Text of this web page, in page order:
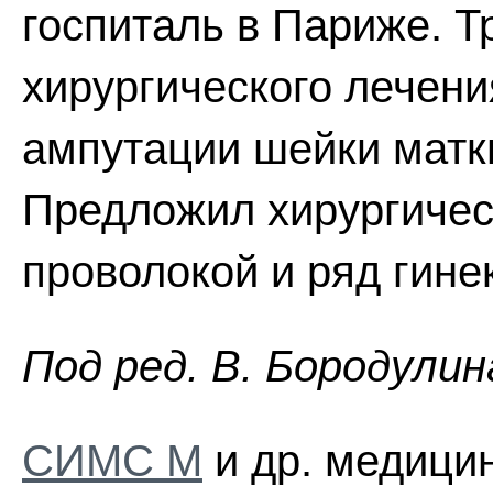
госпиталь в Париже.
хирургического
ампутации шейки
Предложил
проволокой и ряд
Пoд peд. B.
СИМС М и др.